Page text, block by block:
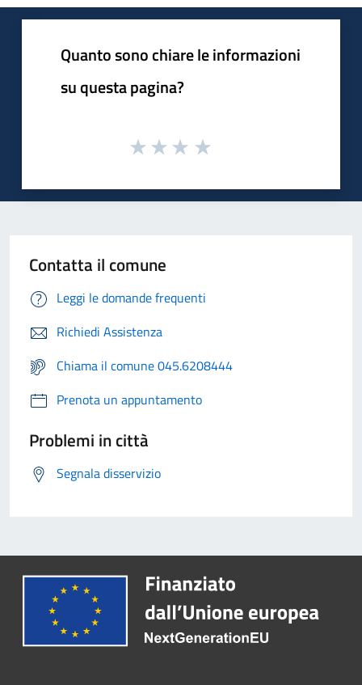
Quanto sono chiare le informazioni
su questa pagina?
Contatta il comune
Leggi le domande frequenti
Richiedi Assistenza
Chiama il comune 045.6208444
Prenota un appuntamento
Problemi in città
Segnala disservizio